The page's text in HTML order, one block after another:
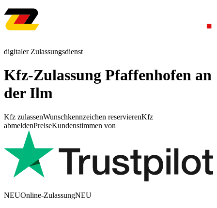
digitaler Zulassungsdienst
Kfz-Zulassung Pfaffenhofen an
der Ilm
Kfz zulassenWunschkennzeichen reservierenKfz
abmeldenPreiseKundenstimmen von
NEUOnline-ZulassungNEU